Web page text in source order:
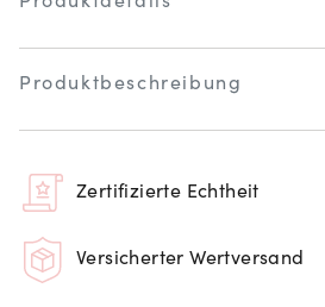
Produktbeschreibung
Zertifizierte Echtheit
Versicherter Wertversand